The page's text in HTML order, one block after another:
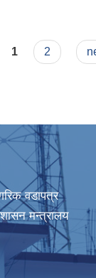
1 2
वडापत्र
मन्त्रालय